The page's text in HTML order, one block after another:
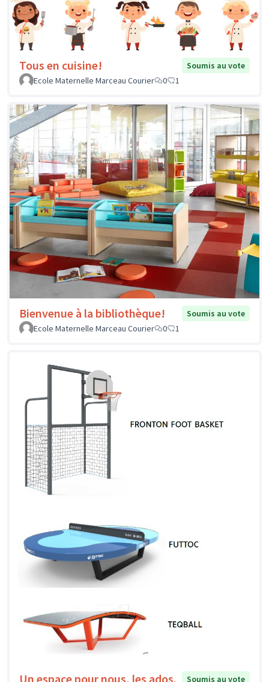
Tous en cuisine!
Soumis au vote
Ecole Maternelle Marceau Courier
0 1
Bienvenue à la bibliothèque!
Soumis au vote
Ecole Maternelle Marceau Courier
0 1
Un espace pour nous, les ados. Soumis au vote